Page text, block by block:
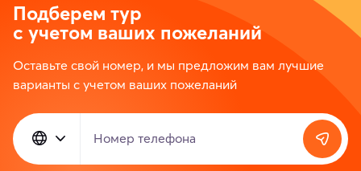
Подберем тур
с учетом ваших пожеланий
Оставьте свой номер, и мы предложим вам лучшие
варианты с учетом ваших пожеланий
Номер телефона